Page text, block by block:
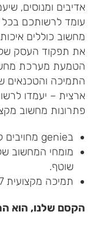
אדיבים ומנוסים,
עומד לרשותכם בכל
מחשוב כוללים
את תפקוד העסק
הטמעת מערכת
התמיכה והטכנאים
פתרונות מחשוב
בgenie מחויבים ללקוחות, לא לברזלים.
מומחי המחשוב
שוטף.
תמיכה מקצועית 24/7 ע"י מומחי המחשוב של החברה.
הקסם שלנו, הוא